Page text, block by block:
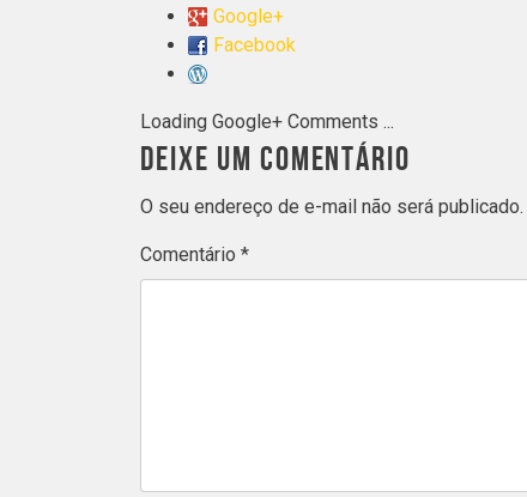
Google+
Facebook
Loading Google+ Comments ...
DEIXE UM COMENTÁRIO
O seu endereço de e-mail não será publicado.
Comentário *